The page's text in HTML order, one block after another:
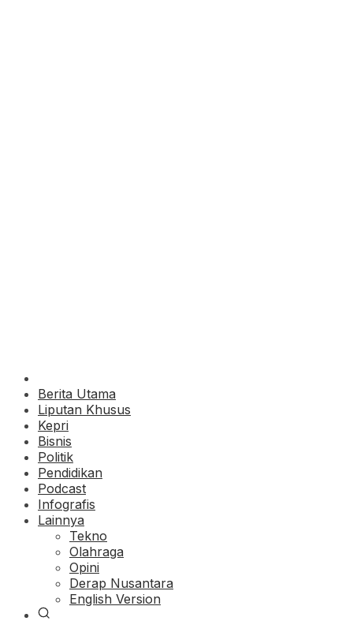
Berita Utama
Liputan Khusus
Kepri
Bisnis
Politik
Pendidikan
Podcast
Infografis
Lainnya
Tekno
Olahraga
Opini
Derap Nusantara
English Version